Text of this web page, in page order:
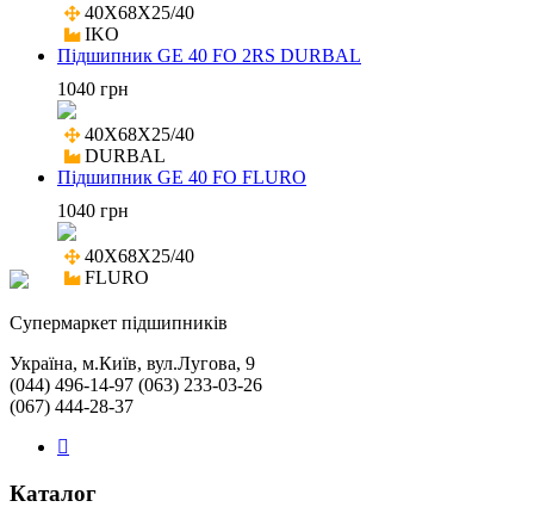
40X68X25/40
IKO
Підшипник GE 40 FO 2RS DURBAL
1040 грн
40X68X25/40
DURBAL
Підшипник GE 40 FO FLURO
1040 грн
40X68X25/40
FLURO
Cупермаркет підшипників
Україна, м.Київ, вул.Лугова, 9
(044) 496-14-97 (063) 233-03-26
(067) 444-28-37
Каталог